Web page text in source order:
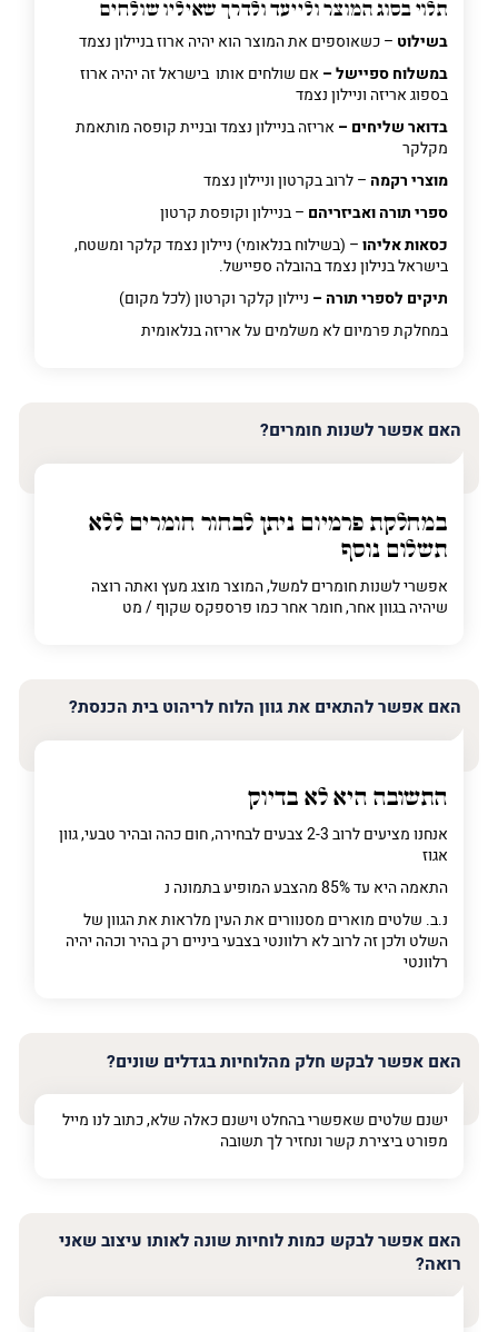
תלוי בסוג המוצר ולייעד ולדרך שאיליו שולחים
בשילוט – כשאוספים את המוצר הוא יהיה ארוז בניילון נצמד
במשלוח ספיישל – אם שולחים אותו בישראל זה יהיה ארוז
בספוג אריזה וניילון נצמד
בדואר שליחים – אריזה בניילון נצמד ובניית קופסה מותאמת
מקלקר
מוצרי רקמה – לרוב בקרטון וניילון נצמד
ספרי תורה ואביזריהם – בניילון וקופסת קרטון
כסאות אליהו– (בשילוח בנלאומי) ניילון נצמד קלקר ומשטח,
בישראל בנילון נצמד בהובלה ספיישל.
תיקים לספרי תורה – ניילון קלקר וקרטון (לכל מקום)
במחלקת פרמיוםלא משלמים על אריזה בנלאומית
האם אפשר לשנות חומרים?
במחלקת פרמיום ניתן לבחור חומרים ללא
תשלום נוסף
אפשרי לשנות חומרים למשל, המוצר מוצג מעץ ואתה רוצה
שיהיה בגוון אחר, חומר אחר כמו פרספקס שקוף / מט
האם אפשר להתאים את גוון הלוח לריהוט בית הכנסת?
התשובה היא לא בדיוק
אנחנו מציעים לרוב 2-3 צבעים לבחירה, חום כהה ובהיר טבעי, גוון
אגוז
התאמה היא עד 85% מהצבע המופיע בתמונה נ
נ.ב. שלטים מוארים מסנוורים את העין מלראות את הגוון של
השלט ולכן זה לרוב לא רלוונטי בצבעי ביניים רק בהיר וכהה יהיה
רלוונטי
האם אפשר לבקש חלק מהלוחיות בגדלים שונים?
ישנם שלטים שאפשרי בהחלט וישנם כאלה שלא, כתוב לנו מייל
מפורט ביצירת קשר ונחזיר לך תשובה
האם אפשר לבקש כמות לוחיות שונה לאותו עיצוב שאני
רואה?